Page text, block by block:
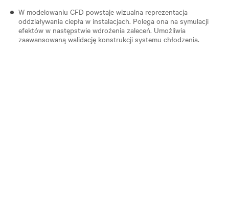
W modelowaniu CFD powstaje wizualna reprezentacja
oddziaływania ciepła w instalacjach. Polega ona na symulacji
efektów w następstwie wdrożenia zaleceń. Umożliwia
zaawansowaną walidację konstrukcji systemu chłodzenia.